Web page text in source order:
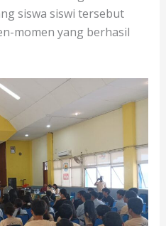
siswa siswi tersebut
momen yang berhasil